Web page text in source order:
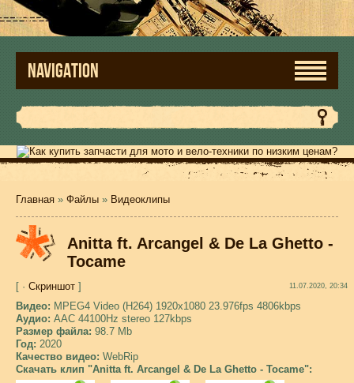
NAVIGATION
Главная » Файлы » Видеоклипы
Anitta ft. Arcangel & De La Ghetto -
Tocame
[ · Скриншот ] 11.07.2020, 20:34
Видео: MPEG4 Video (H264) 1920x1080 23.976fps 4806kbps
Аудио: AAC 44100Hz stereo 127kbps
Размер файла: 98.7 Mb
Год: 2020
Качество видео: WebRip
Скачать клип "Anitta ft. Arcangel & De La Ghetto - Tocame":